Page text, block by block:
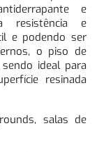
e
resistência e
e podendo ser
o piso de
ideal para
resinada
salas de